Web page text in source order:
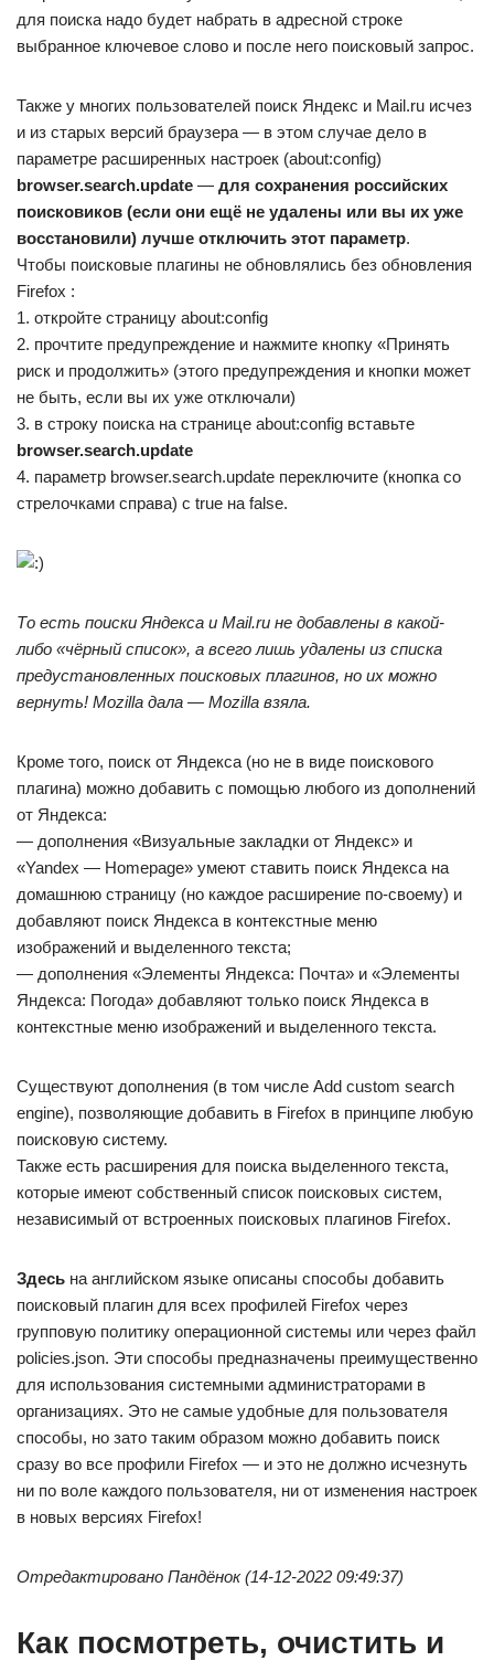
для поиска надо будет набрать в адресной строке
выбранное ключевое слово и после него поисковый запрос.
Также у многих пользователей поиск Яндекс и Mail.ru исчез
и из старых версий браузера — в этом случае дело в
параметре расширенных настроек (about:config)
browser.search.update — для сохранения российских
поисковиков (если они ещё не удалены или вы их уже
восстановили) лучше отключить этот параметр.
Чтобы поисковые плагины не обновлялись без обновления
Firefox :
1. откройте страницу about:config
2. прочтите предупреждение и нажмите кнопку «Принять
риск и продолжить» (этого предупреждения и кнопки может
не быть, если вы их уже отключали)
3. в строку поиска на странице about:config вставьте
browser.search.update
4. параметр browser.search.update переключите (кнопка со
стрелочками справа) с true на false.
То есть поиски Яндекса и Mail.ru не добавлены в какой-
либо «чёрный список», а всего лишь удалены из списка
предустановленных поисковых плагинов, но их можно
вернуть! Mozilla дала — Mozilla взяла.
Кроме того, поиск от Яндекса (но не в виде поискового
плагина) можно добавить с помощью любого из дополнений
от Яндекса:
— дополнения «Визуальные закладки от Яндекс» и
«Yandex — Homepage» умеют ставить поиск Яндекса на
домашнюю страницу (но каждое расширение по-своему) и
добавляют поиск Яндекса в контекстные меню
изображений и выделенного текста;
— дополнения «Элементы Яндекса: Почта» и «Элементы
Яндекса: Погода» добавляют только поиск Яндекса в
контекстные меню изображений и выделенного текста.
Существуют дополнения (в том числе Add custom search
engine), позволяющие добавить в Firefox в принципе любую
поисковую систему.
Также есть расширения для поиска выделенного текста,
которые имеют собственный список поисковых систем,
независимый от встроенных поисковых плагинов Firefox.
Здесь на английском языке описаны способы добавить
поисковый плагин для всех профилей Firefox через
групповую политику операционной системы или через файл
policies.json. Эти способы предназначены преимущественно
для использования системными администраторами в
организациях. Это не самые удобные для пользователя
способы, но зато таким образом можно добавить поиск
сразу во все профили Firefox — и это не должно исчезнуть
ни по воле каждого пользователя, ни от изменения настроек
в новых версиях Firefox!
Отредактировано Пандёнок (14-12-2022 09:49:37)
Как посмотреть, очистить и